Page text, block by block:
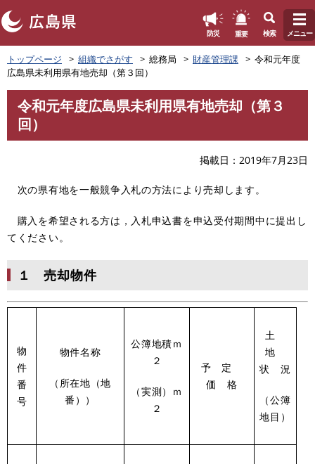
ペ
ー
ジ
の
で
防災 重要 検索 メニュー
トップページ 組織でさがす 総務局 財産管理課
令和元年度
広島県未利用県有地売却（第３回）
令和元年度広島県未利用県有地売却（第３
回）
掲載日 2019年7月23日
次の県有地を一般競争入札の方法により売却します。
購入を希望される方は，入札申込書を申込受付期間中に提出し
てください。
１ 売却物件
物
件
番
号
物件名称
（所在地（地
番））
公簿地積ｍ
２
（実測）ｍ
２
予 定
価 格
土
地
状 況
（公簿
地目）